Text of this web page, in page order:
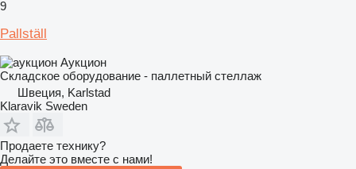
9
Pallställ
Аукцион
Складское оборудование - паллетный стеллаж
Швеция, Karlstad
Klaravik Sweden
Продаете технику?
Делайте это вместе с нами!